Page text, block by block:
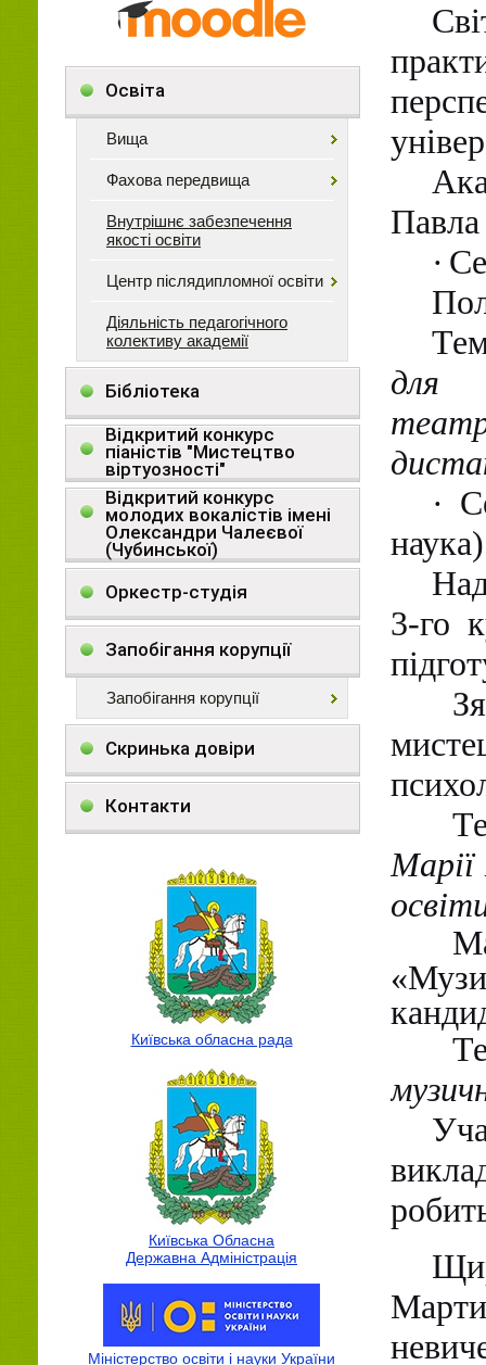
Освіта
Вища
Фахова передвища
Внутрішнє забезпечення
якості освіти
Центр післядипломної освіти
Діяльність педагогічного
колективу академії
Бібліотека
Відкритий конкурс
піаністів "Мистецтво
віртуозності"
Відкритий конкурс
молодих вокалістів імені
Олександри Чалеєвої
(Чубинської)
Оркестр-студія
Запобігання корупції
Запобігання корупції
Скринька довіри
Контакти
Київська обласна рада
Київська Обласна
Державна Адмiнiстрацiя
Міністерство освіти і науки України
Павла
·
для
·
наука)
3-го
Марії